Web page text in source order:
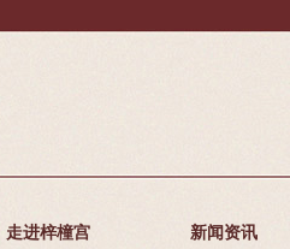
走进梓橦宫 新闻资讯